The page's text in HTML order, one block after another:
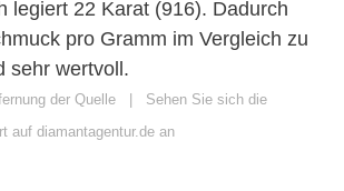
legiert 22 Karat (916). Dadurch
pro Gramm im Vergleich zu
sehr wertvoll.
der Quelle
Sehen Sie sich die
auf diamantagentur.de an